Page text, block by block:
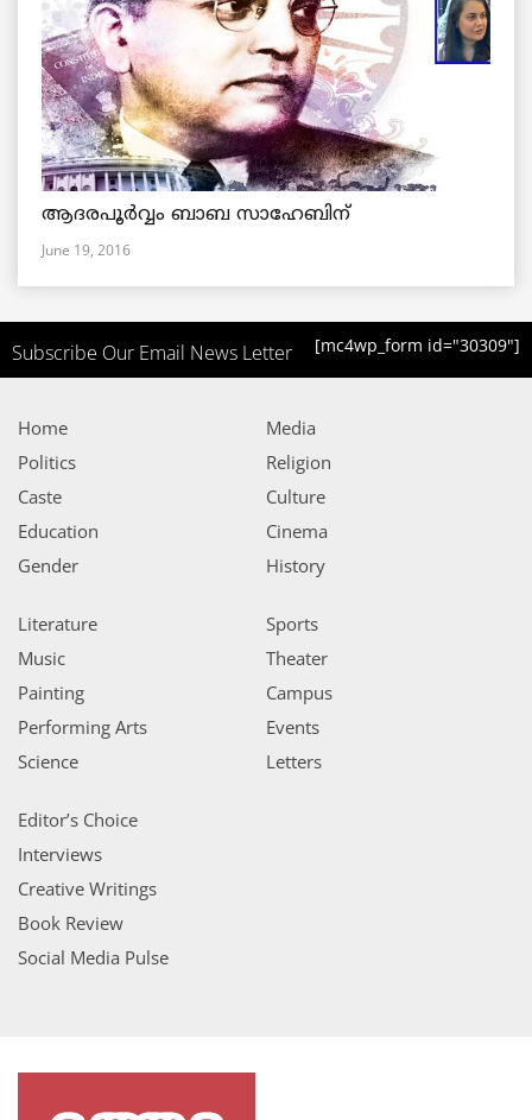
ആദരപൂര്‍വ്വം ബാബ സാഹേബിന്
June 19, 2016
Subscribe Our Email News Letter [mc4wp_form id="30309"]
Home
Politics
Caste
Education
Gender
Media
Religion
Culture
Cinema
History
Literature
Music
Painting
Performing Arts
Science
Sports
Theater
Campus
Events
Letters
Editor’s Choice
Interviews
Creative Writings
Book Review
Social Media Pulse